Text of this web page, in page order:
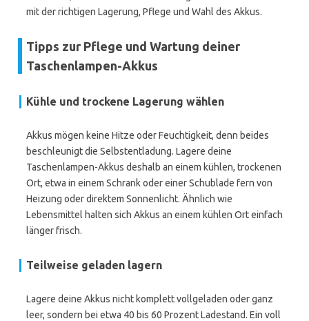
mit der richtigen Lagerung, Pflege und Wahl des Akkus.
Tipps zur Pflege und Wartung deiner
Taschenlampen-Akkus
Kühle und trockene Lagerung wählen
Akkus mögen keine Hitze oder Feuchtigkeit, denn beides
beschleunigt die Selbstentladung. Lagere deine
Taschenlampen-Akkus deshalb an einem kühlen, trockenen
Ort, etwa in einem Schrank oder einer Schublade fern von
Heizung oder direktem Sonnenlicht. Ähnlich wie
Lebensmittel halten sich Akkus an einem kühlen Ort einfach
länger frisch.
Teilweise geladen lagern
Lagere deine Akkus nicht komplett vollgeladen oder ganz
leer, sondern bei etwa 40 bis 60 Prozent Ladestand. Ein voll